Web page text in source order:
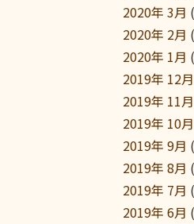
2020年 3月
2020年 2月
2020年 1月
2019年 12月
2019年 11月
2019年 10月
2019年 9月
2019年 8月
2019年 7月
2019年 6月